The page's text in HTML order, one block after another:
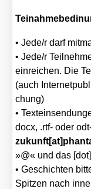
• Jede/​r darf
• Jede/​r
ein­rei­chen. Die
(auch
chung)
•
docx, .rtf- oder
»@« und das
• Geschich­ten
Spit­zen nach